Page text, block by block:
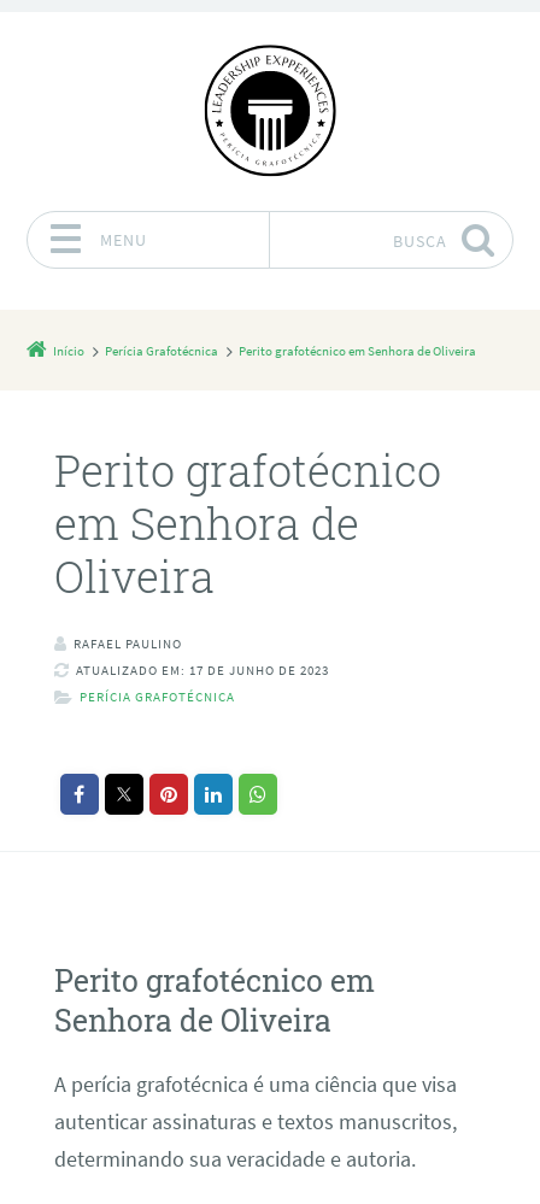
MENU BUSCA
Início Perícia Grafotécnica Perito grafotécnico em Senhora de Oliveira
Perito grafotécnico
em Senhora de
Oliveira
RAFAEL PAULINO
ATUALIZADO EM: 17 DE JUNHO DE 2023
PERÍCIA GRAFOTÉCNICA
Perito grafotécnico em
Senhora de Oliveira
A perícia grafotécnica é uma ciência que visa
autenticar assinaturas e textos manuscritos,
determinando sua veracidade e autoria.